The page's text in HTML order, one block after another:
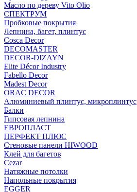
Масло по дереву Vito Olio
СПЕКТРУМ
Пробковые покрытия
Лепнина, багет, плинтус
Cosca Decor
DECOMASTER
DECOR-DIZAYN
Elite Décor Industry
Fabello Decor
Madest Decor
ORAC DECOR
Алюминиевый плинтус, микроплинтус
Балки
Гипсовая лепнина
ЕВРОПЛАСТ
ПЕРФЕКТ ПЛЮС
Стеновые панели HIWOOD
Клей для багетов
Cezar
Натяжные потолки
Напольные покрытия
EGGER